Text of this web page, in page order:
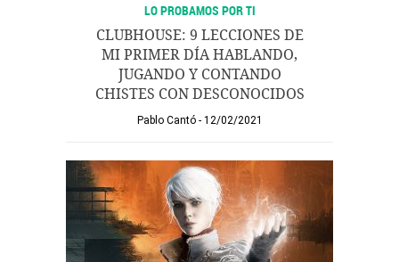
LO PROBAMOS POR TI
CLUBHOUSE: 9 LECCIONES DE
MI PRIMER DÍA HABLANDO,
JUGANDO Y CONTANDO
CHISTES CON DESCONOCIDOS
Pablo Cantó 12/02/2021